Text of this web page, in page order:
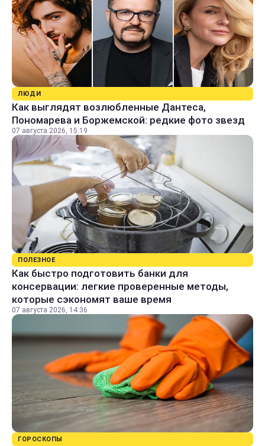
ЛЮДИ
Как выглядят возлюбленные Дантеса,
Пономарева и Боржемской: редкие фото звезд
07 августа 2026, 15:19
ПОЛЕЗНОЕ
Как быстро подготовить банки для
консервации: легкие проверенные методы,
которые сэкономят ваше время
07 августа 2026, 14:36
ГОРОСКОПЫ